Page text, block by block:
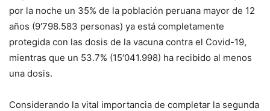
por la noche un 35% de la población peruana mayor de 12
años (9′798.583 personas) ya está completamente
protegida con las dosis de la vacuna contra el Covid-19,
mientras que un 53.7% (15′041.998) ha recibido al menos
una dosis.
Considerando la vital importancia de completar la segunda